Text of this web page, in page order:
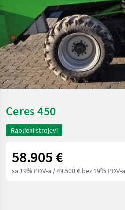
Ceres 450
Rabljeni strojevi
58.905 €
sa 19% PDV-a / 49.500 € bez 19% PDV-a